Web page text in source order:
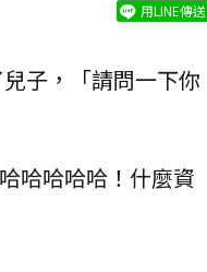
用LINE傳送
子，「請問一下你
哈哈哈哈！什麼資